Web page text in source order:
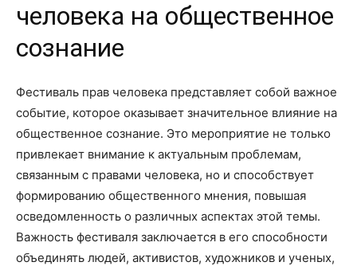
человека на общественное
сознание
Фестиваль прав человека представляет собой важное
событие, которое оказывает значительное влияние на
общественное сознание. Это мероприятие не только
привлекает внимание к актуальным проблемам,
связанным с правами человека, но и способствует
формированию общественного мнения, повышая
осведомленность о различных аспектах этой темы.
Важность фестиваля заключается в его способности
объединять людей, активистов, художников и ученых,